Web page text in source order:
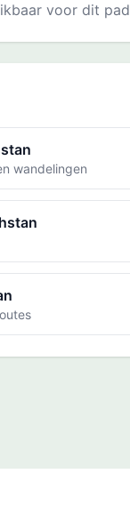
voor dit pad
wandelingen